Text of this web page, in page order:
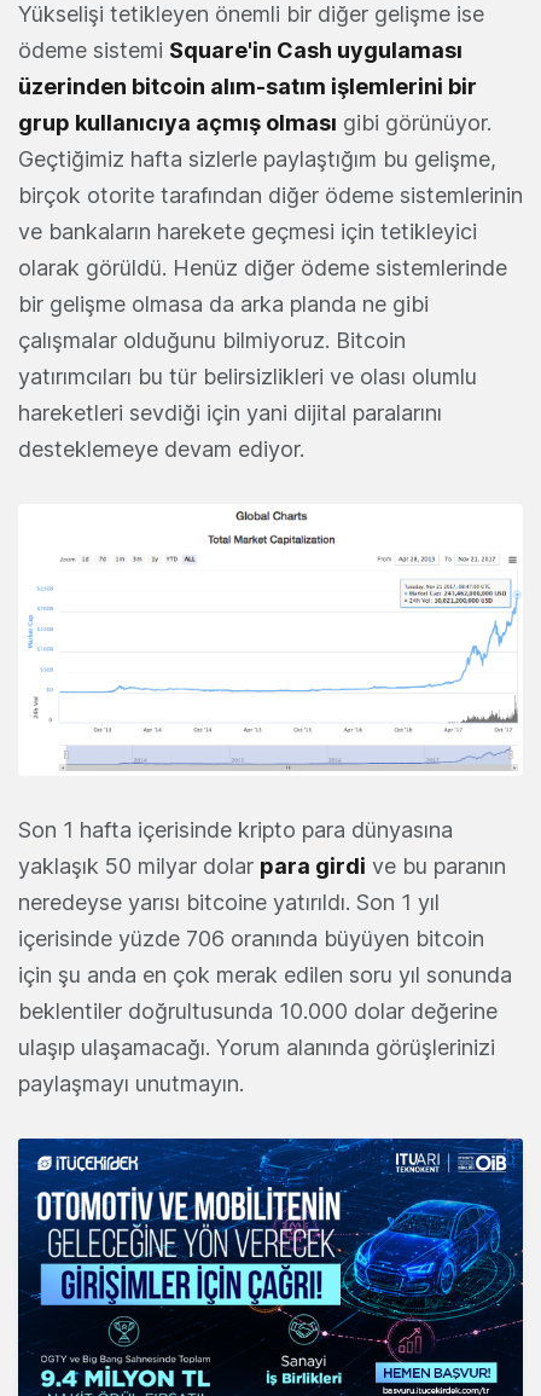
Yükselişi tetikleyen önemli bir diğer gelişme ise
ödeme sistemi Square'in Cash uygulaması
üzerinden bitcoin alım-satım işlemlerini bir
grup kullanıcıya açmış olması gibi görünüyor.
Geçtiğimiz hafta sizlerle paylaştığım bu gelişme,
birçok otorite tarafından diğer ödeme sistemlerinin
ve bankaların harekete geçmesi için tetikleyici
olarak görüldü. Henüz diğer ödeme sistemlerinde
bir gelişme olmasa da arka planda ne gibi
çalışmalar olduğunu bilmiyoruz. Bitcoin
yatırımcıları bu tür belirsizlikleri ve olası olumlu
hareketleri sevdiği için yani dijital paralarını
desteklemeye devam ediyor.
Son 1 hafta içerisinde kripto para dünyasına
yaklaşık 50 milyar dolar para girdi ve bu paranın
neredeyse yarısı bitcoine yatırıldı. Son 1 yıl
içerisinde yüzde 706 oranında büyüyen bitcoin
için şu anda en çok merak edilen soru yıl sonunda
beklentiler doğrultusunda 10.000 dolar değerine
ulaşıp ulaşamacağı. Yorum alanında görüşlerinizi
paylaşmayı unutmayın.